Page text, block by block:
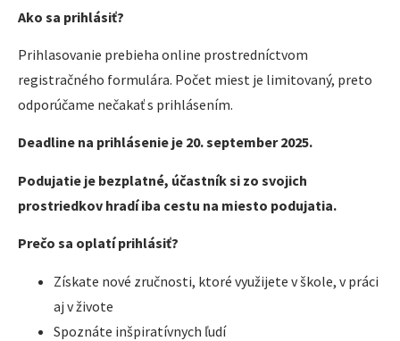
Ako sa prihlásiť?
Prihlasovanie prebieha online prostredníctvom
registračného formulára. Počet miest je limitovaný, preto
odporúčame nečakať s prihlásením.
Deadline na prihlásenie je 20. september 2025.
Podujatie je bezplatné, účastník si zo svojich
prostriedkov hradí iba cestu na miesto podujatia.
Prečo sa oplatí prihlásiť?
Získate nové zručnosti, ktoré využijete v škole, v práci
aj v živote
Spoznáte inšpiratívnych ľudí